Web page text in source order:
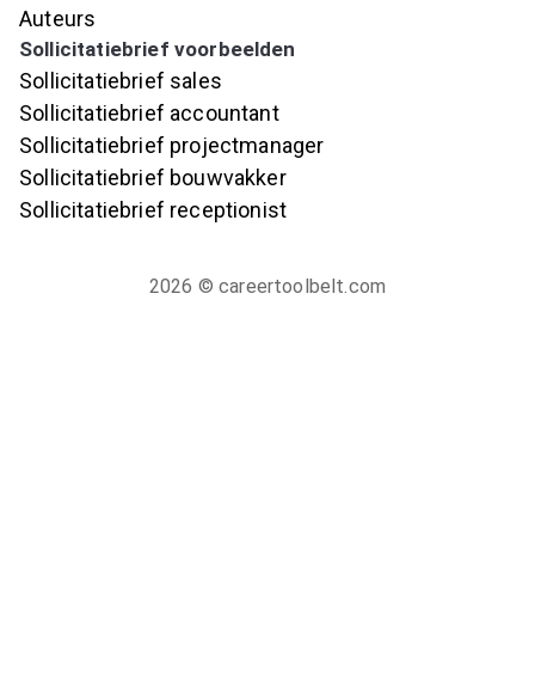
Auteurs
Sollicitatiebrief voorbeelden
Sollicitatiebrief sales
Sollicitatiebrief accountant
Sollicitatiebrief projectmanager
Sollicitatiebrief bouwvakker
Sollicitatiebrief receptionist
2026 © careertoolbelt.com